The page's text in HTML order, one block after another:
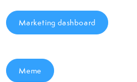
Marketing dashboard
Meme